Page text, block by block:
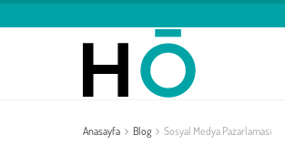
Anasayfa Blog Sosyal Medya Pazarlaması